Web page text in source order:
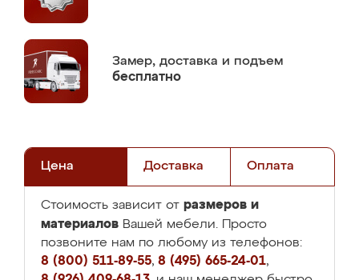
Замер, доставка и подъем
бесплатно
Цена Доставка Оплата
Стоимость зависит от размеров и
материалов Вашей мебели. Просто
позвоните нам по любому из телефонов:
8 (800) 511-89-55, 8 (495) 665-24-01,